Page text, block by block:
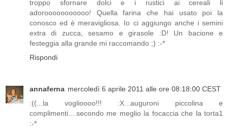
troppo sfornare dolci e i rustici ai cereali li
adorooooooooooo! Quella farina che hai usato poi la
conosco ed è meravigliosa. Io ci aggiungo anche i semini
extra di zucca, sesamo e girasole :D! Un bacione e
festeggia alla grande mi raccomando ;) :-*
Rispondi
annaferna mercoledì 6 aprile 2011 alle ore 08:18:00 CEST
:((...la voglioooo!!! :X...auguroni piccolina e
complimenti....secondo me meglio la focaccia che la torta1
:-*